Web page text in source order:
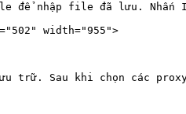
để nhập file đã lưu. Nhấn
width="955">
trữ. Sau khi chọn các